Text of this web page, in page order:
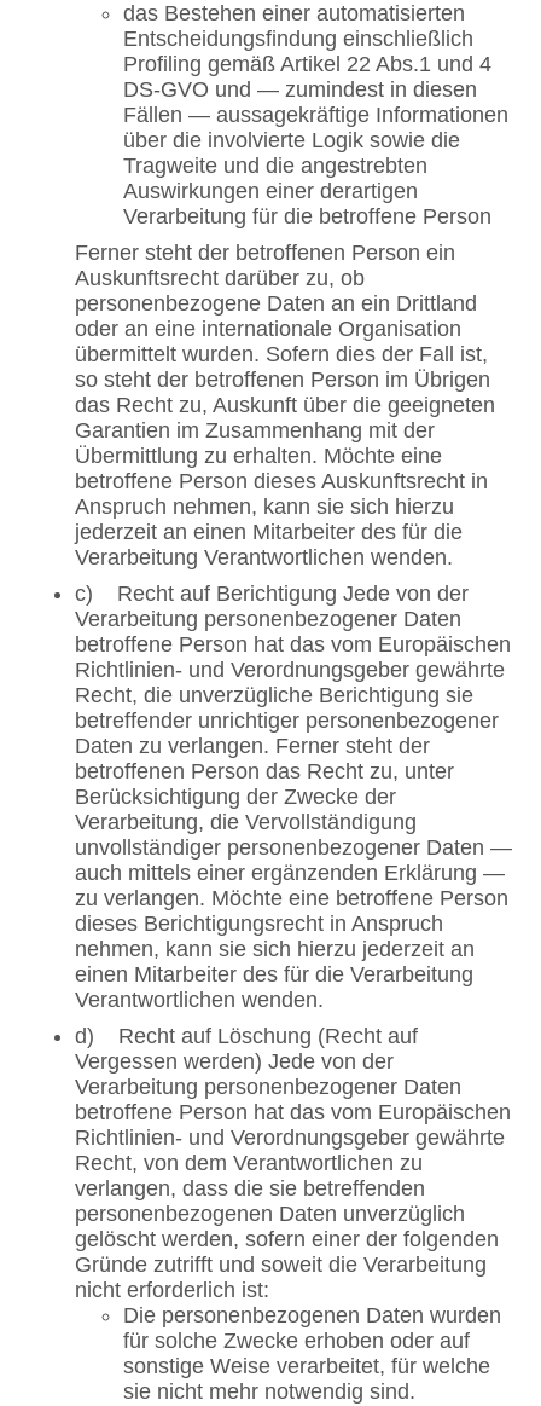
das Bestehen einer automatisierten
Entscheidungsfindung einschließlich
Profiling gemäß Artikel 22 Abs.1 und 4
DS-GVO und — zumindest in diesen
Fällen — aussagekräftige Informationen
über die involvierte Logik sowie die
Tragweite und die angestrebten
Auswirkungen einer derartigen
Verarbeitung für die betroffene Person
Ferner steht der betroffenen Person ein
Auskunftsrecht darüber zu, ob
personenbezogene Daten an ein Drittland
oder an eine internationale Organisation
übermittelt wurden. Sofern dies der Fall ist,
so steht der betroffenen Person im Übrigen
das Recht zu, Auskunft über die geeigneten
Garantien im Zusammenhang mit der
Übermittlung zu erhalten. Möchte eine
betroffene Person dieses Auskunftsrecht in
Anspruch nehmen, kann sie sich hierzu
jederzeit an einen Mitarbeiter des für die
Verarbeitung Verantwortlichen wenden.
c) Recht auf Berichtigung Jede von der
Verarbeitung personenbezogener Daten
betroffene Person hat das vom Europäischen
Richtlinien- und Verordnungsgeber gewährte
Recht, die unverzügliche Berichtigung sie
betreffender unrichtiger personenbezogener
Daten zu verlangen. Ferner steht der
betroffenen Person das Recht zu, unter
Berücksichtigung der Zwecke der
Verarbeitung, die Vervollständigung
unvollständiger personenbezogener Daten —
auch mittels einer ergänzenden Erklärung —
zu verlangen. Möchte eine betroffene Person
dieses Berichtigungsrecht in Anspruch
nehmen, kann sie sich hierzu jederzeit an
einen Mitarbeiter des für die Verarbeitung
Verantwortlichen wenden.
d) Recht auf Löschung (Recht auf
Vergessen werden) Jede von der
Verarbeitung personenbezogener Daten
betroffene Person hat das vom Europäischen
Richtlinien- und Verordnungsgeber gewährte
Recht, von dem Verantwortlichen zu
verlangen, dass die sie betreffenden
personenbezogenen Daten unverzüglich
gelöscht werden, sofern einer der folgenden
Gründe zutrifft und soweit die Verarbeitung
nicht erforderlich ist:
Die personenbezogenen Daten wurden
für solche Zwecke erhoben oder auf
sonstige Weise verarbeitet, für welche
sie nicht mehr notwendig sind.